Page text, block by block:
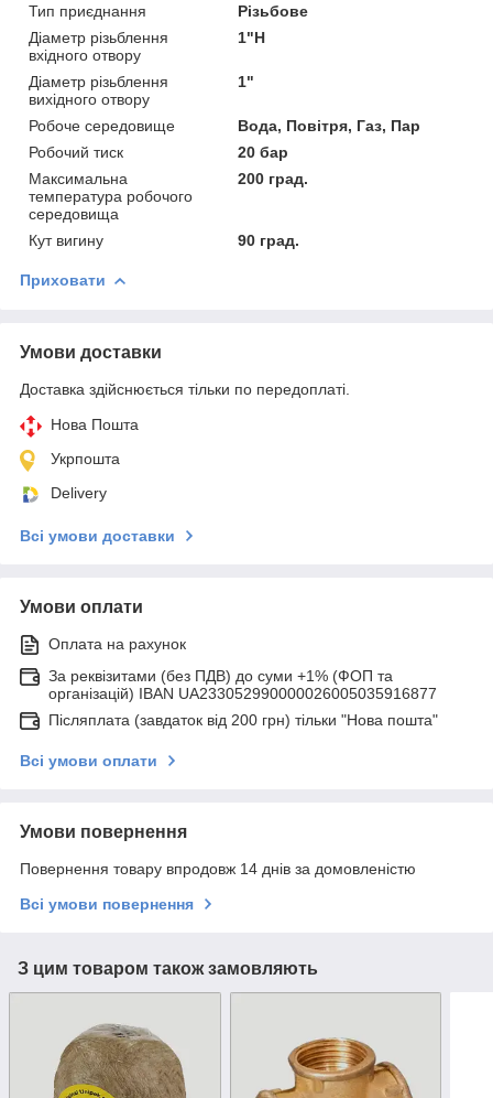
Тип приєднання
Різьбове
Діаметр різьблення
вхідного отвору
1"Н
Діаметр різьблення
вихідного отвору
1"
Робоче середовище
Вода, Повітря, Газ, Пар
Робочий тиск
20 бар
Максимальна
температура робочого
середовища
200 град.
Кут вигину 90 град.
Приховати
Умови доставки
Доставка здійснюється тільки по передоплаті.
Нова Пошта
Укрпошта
Delivery
Всі умови доставки
Умови оплати
Оплата на рахунок
За реквізитами (без ПДВ) до суми +1% (ФОП та
організацій) IBAN UA233052990000026005035916877
Післяплата (завдаток від 200 грн) тільки "Нова пошта"
Всі умови оплати
Умови повернення
Повернення товару впродовж 14 днів за домовленістю
Всі умови повернення
З цим товаром також замовляють